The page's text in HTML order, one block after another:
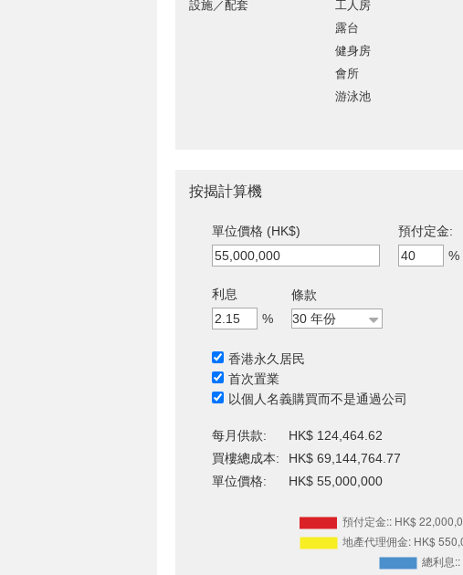
設施／配套
工人房
露台
健身房
會所
游泳池
按揭計算機
單位價格 (HK$)
預付定金:
%
利息
%
條款
香港永久居民
首次置業
以個人名義購買而不是通過公司
每月供款:
HK$ 124,464.62
買樓總成本:
HK$ 69,144,764.77
單位價格:
HK$ 55,000,000